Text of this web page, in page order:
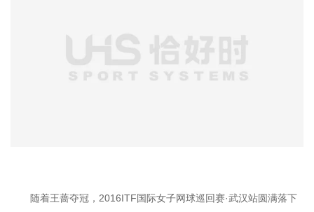
随着王蔷夺冠，2016ITF国际女子网球巡回赛·武汉站圆满落下